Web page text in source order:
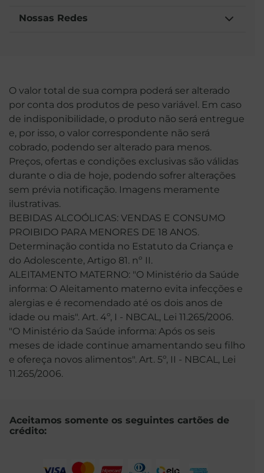
Nossas Redes
O valor total de sua compra poderá ser alterado
por conta dos produtos de peso variável. Em caso
de indisponibilidade, o produto não será entregue
e, por isso, o valor correspondente não será
cobrado, podendo ser alterado para menos.
Preços, ofertas e condições exclusivas são válidas
durante o dia de hoje, podendo sofrer alterações
sem prévia notificação. Imagens meramente
ilustrativas.
BEBIDAS ALCOÓLICAS: VENDAS E CONSUMO
PROIBIDO PARA MENORES DE 18 ANOS.
Determinação contida no Estatuto da Criança e
do Adolescente, Artigo 81. nº II.
ALEITAMENTO MATERNO: "O Ministério da Saúde
informa: O Aleitamento materno evita infecções e
alergias e é recomendado até os dois anos de
idade ou mais". Art. 4º, I - NBCAL, Lei 11.265/2006.
"O Ministério da Saúde informa: Após os seis
meses de idade continue amamentando seu filho
e ofereça novos alimentos". Art. 5º, II - NBCAL, Lei
11.265/2006.
Aceitamos somente os seguintes cartões de
crédito: